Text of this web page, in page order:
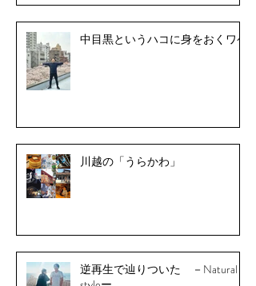
中目黒というハコに身をおくワケ
川越の「うらかわ」
逆再生で辿りついた －Natural